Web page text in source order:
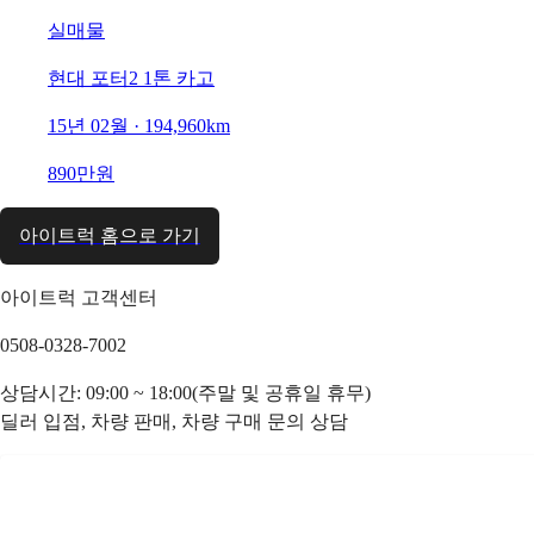
실매물
현대 포터2 1톤 카고
15년 02월 · 194,960km
890만원
아이트럭 홈으로 가기
아이트럭 고객센터
0508-0328-7002
상담시간: 09:00 ~ 18:00(주말 및 공휴일 휴무)
딜러 입점, 차량 판매, 차량 구매 문의 상담